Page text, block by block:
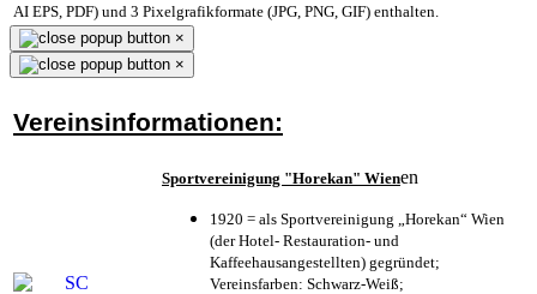
AI EPS, PDF) und 3 Pixelgrafikformate (JPG, PNG, GIF) enthalten.
×
×
Vereinsinformationen:
Sportvereinigung "Horekan" Wienen
1920 = als Sportvereinigung „Horekan“ Wien
(der Hotel- Restauration- und
Kaffeehausangestellten) gegründet;
Vereinsfarben: Schwarz-Weiß;